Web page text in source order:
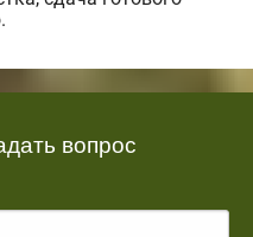
вопрос